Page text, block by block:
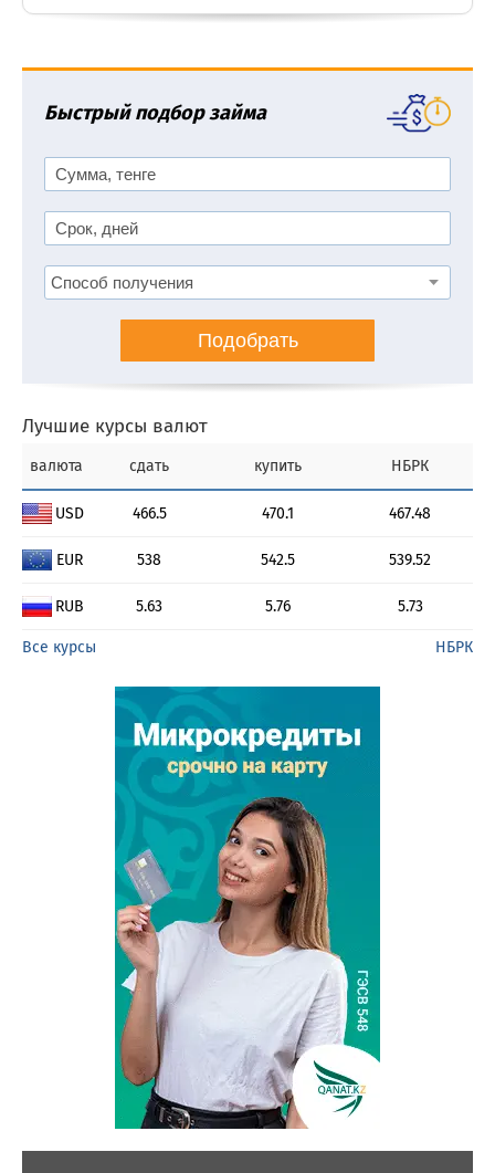
Быстрый подбор займа
Подобрать
Лучшие курсы валют
валюта сдать купить НБРК
USD 466.5 470.1 467.48
EUR 538 542.5 539.52
RUB 5.63 5.76 5.73
Все курсы НБРК